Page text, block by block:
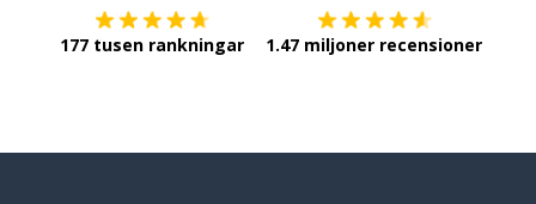
177 tusen rankningar 1.47 miljoner recensioner